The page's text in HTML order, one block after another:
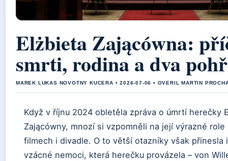
Elżbieta Zającówna:
smrti, rodina a dva
MAREK LUKAS NOVOTNY KUCERA • 2026-07-06 • OVERIL MARTIN
Když v říjnu 2024 obletěla zpráva o úmrtí herečky
Zającówny, mnozí si vzpomněli na její výrazné
filmech i divadle. O to větší otazníky však přinesla
vzácné nemoci, která herečku provázela – von